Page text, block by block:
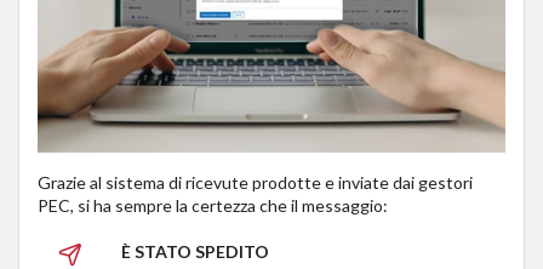
Grazie al sistema di ricevute prodotte e inviate dai gestori
PEC, si ha sempre la certezza che il messaggio:
È STATO SPEDITO